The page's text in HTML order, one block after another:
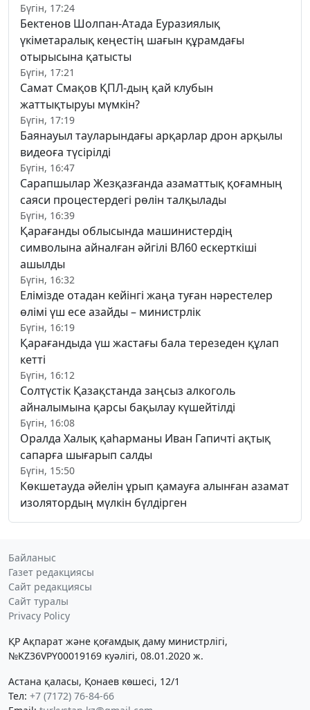
Бүгін, 17:24
Бектенов Шолпан-Атада Еуразиялық
үкіметаралық кеңестің шағын құрамдағы
отырысына қатысты
Бүгін, 17:21
Самат Смақов ҚПЛ-дың қай клубын
жаттықтыруы мүмкін?
Бүгін, 17:19
Баянауыл тауларындағы арқарлар дрон арқылы
видеоға түсірілді
Бүгін, 16:47
Сарапшылар Жезқазғанда азаматтық қоғамның
саяси процестердегі рөлін талқылады
Бүгін, 16:39
Қарағанды облысында машинистердің
символына айналған әйгілі ВЛ60 ескерткіші
ашылды
Бүгін, 16:32
Елімізде отадан кейінгі жаңа туған нәрестелер
өлімі үш есе азайды – министрлік
Бүгін, 16:19
Қарағандыда үш жастағы бала терезеден құлап
кетті
Бүгін, 16:12
Солтүстік Қазақстанда заңсыз алкоголь
айналымына қарсы бақылау күшейтілді
Бүгін, 16:08
Оралда Халық қаһарманы Иван Гапичті ақтық
сапарға шығарып салды
Бүгін, 15:50
Көкшетауда әйелін ұрып қамауға алынған азамат
изолятордың мүлкін бүлдірген
Байланыс
Газет редакциясы
Сайт редакциясы
Сайт туралы
Privacy Policy
ҚР Ақпарат және қоғамдық даму министрлігі,
№KZ36VPY00019169 куәлігі, 08.01.2020 ж.
Астана қаласы, Қонаев көшесі, 12/1
Тел: +7 (7172) 76-84-66